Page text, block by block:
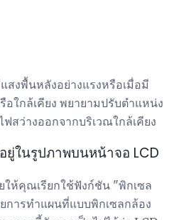
งพื้นหลังอย่างแรงหรือเมื่อมี
อใกล้เคียง พยายามปรับตำแหน่ง
สว่างออกจากบริเวณใกล้เคียง
ยู่ในรูปภาพบนหน้าจอ LCD
ให้คุณเรียกใช้ฟังก์ชัน "พิกเซล
การทำแผนที่แบบพิกเซลกล้อง